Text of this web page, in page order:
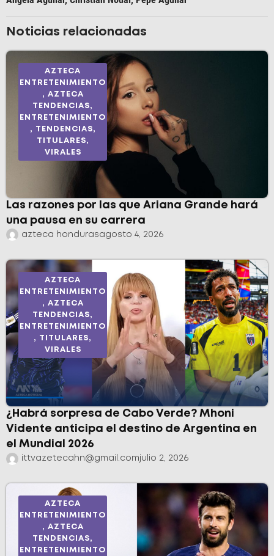
Noticias relacionadas
AZTECA
ENTRETENIMIENTO
, AZTECA
TENDENCIAS,
ENTRETENIMIENTO
,
TENDENCIAS,
TITULARES,
VIRALES
Las razones por las que Ariana Grande hará
una pausa en su carrera
azteca hondurasagosto 4, 2026
AZTECA
ENTRETENIMIENTO
, AZTECA
TENDENCIAS,
ENTRETENIMIENTO
, TITULARES,
VIRALES
¿Habrá sorpresa de Cabo Verde? Mhoni
Vidente anticipa el destino de Argentina en
el Mundial 2026
ittvazetecahn@gmail.com julio 2, 2026
AZTECA
ENTRETENIMIENTO
, AZTECA
TENDENCIAS,
ENTRETENIMIENTO